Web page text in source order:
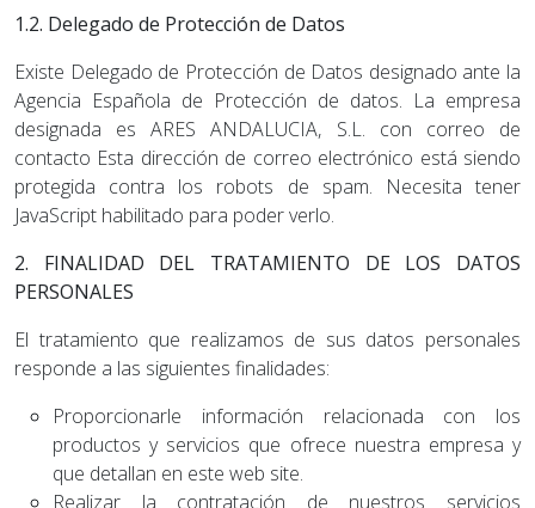
1.2. Delegado de Protección de Datos
Existe Delegado de Protección de Datos designado ante la
Agencia Española de Protección de datos. La empresa
designada es ARES ANDALUCIA, S.L. con correo de
contacto Esta dirección de correo electrónico está siendo
protegida contra los robots de spam. Necesita tener
JavaScript habilitado para poder verlo.
2. FINALIDAD DEL TRATAMIENTO DE LOS DATOS
PERSONALES
El tratamiento que realizamos de sus datos personales
responde a las siguientes finalidades:
Proporcionarle información relacionada con los
productos y servicios que ofrece nuestra empresa y
que detallan en este web site.
Realizar la contratación de nuestros servicios